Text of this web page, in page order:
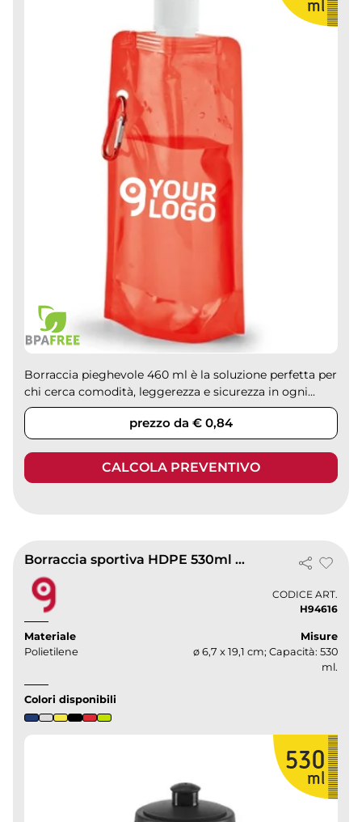
Borraccia pieghevole 460 ml è la soluzione perfetta per
chi cerca comodità, leggerezza e sicurezza in ogni...
prezzo da € 0,84
CALCOLA PREVENTIVO
Borraccia sportiva HDPE 530ml BPA free beccuccio push-pull
CODICE ART.
H94616
Materiale
Polietilene
Misure
ø 6,7 x 19,1 cm; Capacità: 530
ml.
Colori disponibili